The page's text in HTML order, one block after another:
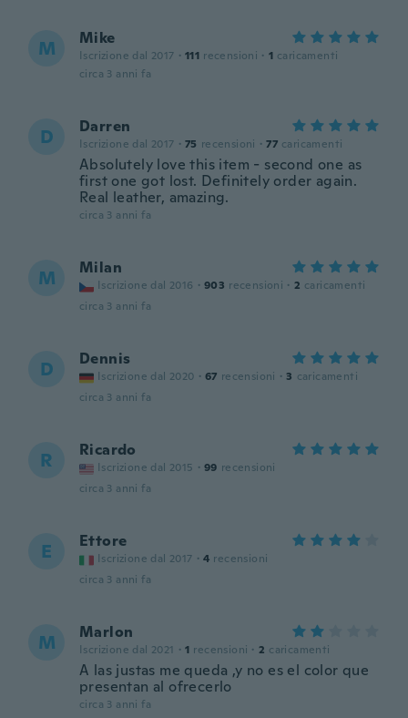
M Mike
Iscrizione dal 2017 · 111 recensioni · 1 caricamenti
circa 3 anni fa
D Darren
Iscrizione dal 2017 · 75 recensioni · 77 caricamenti
Absolutely love this item - second one as
first one got lost. Definitely order again.
Real leather, amazing.
circa 3 anni fa
M Milan
Iscrizione dal 2016 · 903 recensioni · 2 caricamenti
circa 3 anni fa
D Dennis
Iscrizione dal 2020 · 67 recensioni · 3 caricamenti
circa 3 anni fa
R Ricardo
Iscrizione dal 2015 · 99 recensioni
circa 3 anni fa
E Ettore
Iscrizione dal 2017 · 4 recensioni
circa 3 anni fa
M Marlon
Iscrizione dal 2021 · 1 recensioni · 2 caricamenti
A las justas me queda ,y no es el color que
presentan al ofrecerlo
circa 3 anni fa